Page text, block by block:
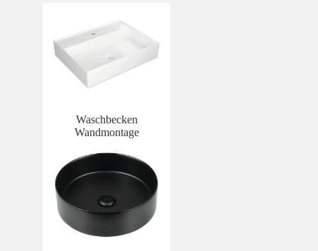
Waschbecken
Wandmontage